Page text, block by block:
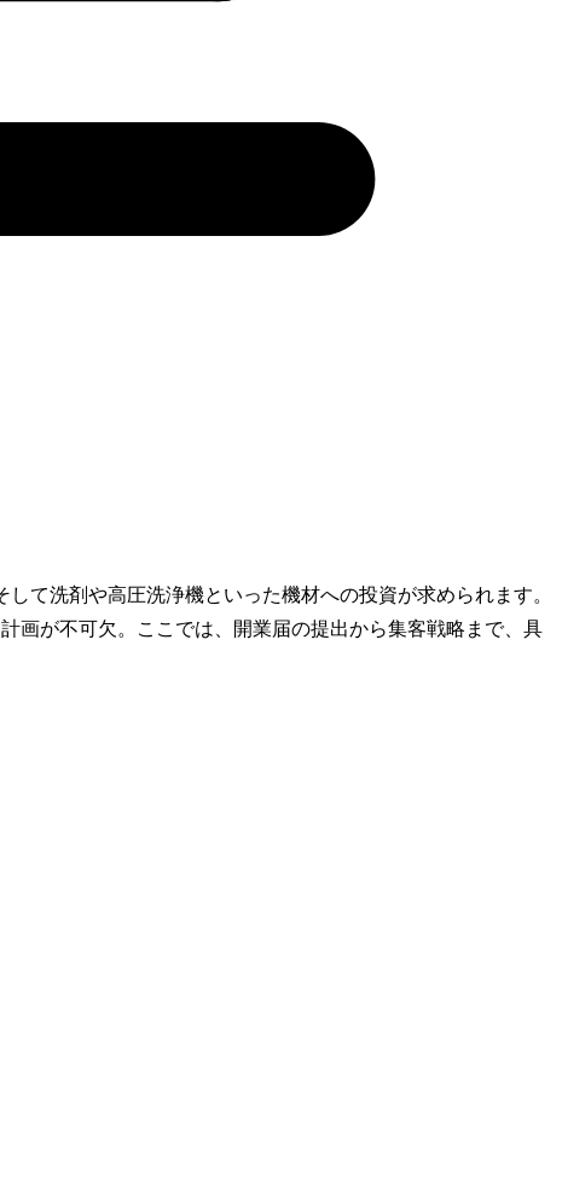
て洗剤や高圧洗浄機といった機材への投資が求められます。
画が不可欠。ここでは、開業届の提出から集客戦略まで、具